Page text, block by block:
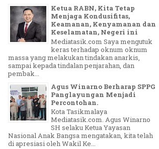
Ketua RABN, Kita Tetap
Menjaga Kondusifitas,
Keamanan, Kenyamanan dan
Keselamatan, Negeri ini
Mediatasik.com Saya mengutuk
keras terhadap oknum oknum
massa yang melakukan tindakan anarkis,
sampai kepada tindalan penjarahan, dan
pembak...
Agus Winarno Berharap SPPG
Panglayungan Menjadi
Percontohan.
Kota Tasikmalaya
Mediatasik.com. Agus Winarno
SH selaku Ketua Yayasan
Nasional Anak Bangsa mengatakan, kita telah
di apresiasi oleh Wakil Ke...